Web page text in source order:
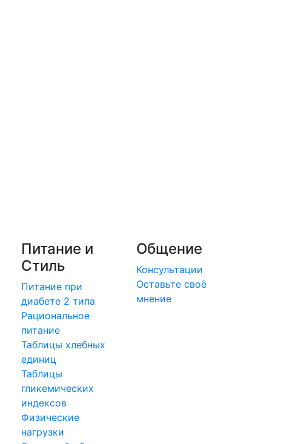
Питание и
Стиль
Питание при
диабете 2 типа
Рациональное
питание
Таблицы хлебных
единиц
Таблицы
гликемических
индексов
Физические
нагрузки
Общение
Консультации
Оставьте своё
мнение